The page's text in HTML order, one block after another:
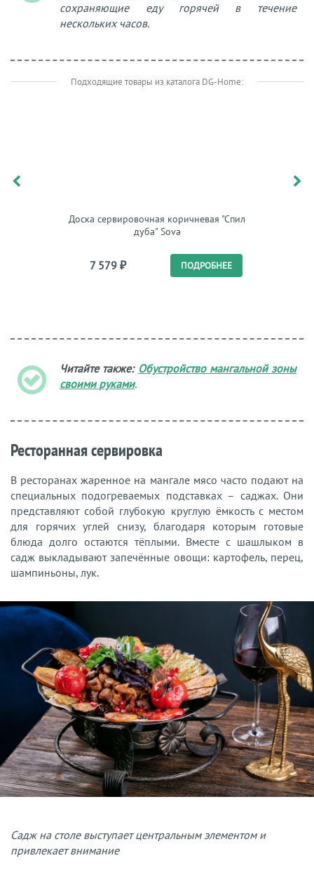
сохраняющие еду горячей в течение
нескольких часов.
Подходящие товары из каталога DG-Home:
Доска сервировочная коричневая "Спил
дуба" Sova
7 579 ₽ ПОДРОБНЕЕ
Читайте также: Обустройство мангальной зоны
своими руками.
Ресторанная сервировка
В ресторанах жаренное на мангале мясо часто подают на
специальных подогреваемых подставках – саджах. Они
представляют собой глубокую круглую ёмкость с местом
для горячих углей снизу, благодаря которым готовые
блюда долго остаются тёплыми. Вместе с шашлыком в
садж выкладывают запечённые овощи: картофель, перец,
шампиньоны, лук.
Садж на столе выступает центральным элементом и
привлекает внимание